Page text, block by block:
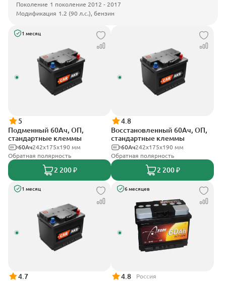
Поколение 1 поколение 2012 - 2017
Модификация 1.2 (90 л.с.), бензин
1 месяц
5
Подменный 60Ач, ОП,
стандартные клеммы
242х175х190 мм
60Ач
Обратная полярность
2 200 ₽
4.8
Восстановленный 60Ач, ОП,
стандартные клеммы
242х175х190 мм
60Ач
Обратная полярность
2 200 ₽
1 месяц
4.7
6 месяцев
4.8 Россия